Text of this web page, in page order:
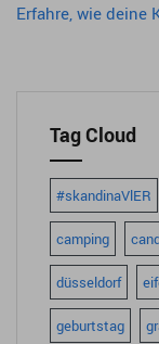
Erfahre, wie deine
Tag Cloud
#skandinaVlER
camping
düsseldorf
geburtstag